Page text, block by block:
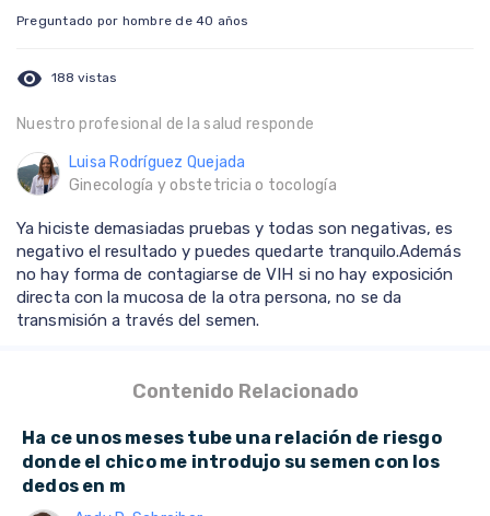
Preguntado por hombre de 40 años
visibility 188 vistas
Nuestro profesional de la salud responde
Luisa Rodríguez Quejada
Ginecología y obstetricia o tocología
Ya hiciste demasiadas pruebas y todas son negativas, es
negativo el resultado y puedes quedarte tranquilo.Además
no hay forma de contagiarse de VIH si no hay exposición
directa con la mucosa de la otra persona, no se da
transmisión a través del semen.
Contenido Relacionado
Ha ce unos meses tube una relación de riesgo
donde el chico me introdujo su semen con los
dedos en m